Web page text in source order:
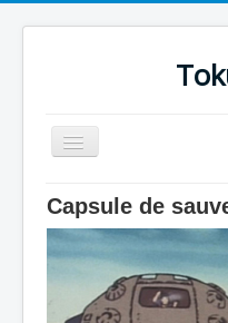
Basculer
la
Accueil
Toku-Actrices
Toku-Critiques
Séries
Capsule de